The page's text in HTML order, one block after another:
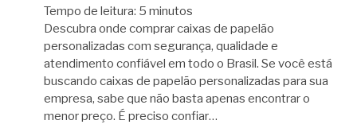
Tempo de leitura: 5 minutos
Descubra onde comprar caixas de papelão
personalizadas com segurança, qualidade e
atendimento confiável em todo o Brasil. Se você está
buscando caixas de papelão personalizadas para sua
empresa, sabe que não basta apenas encontrar o
menor preço. É preciso confiar…